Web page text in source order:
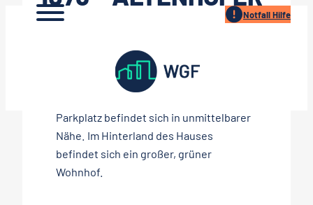
Notfall Hilfe
STR. 1-3
Das Haus liegt an einer kleinen
Parkplatz befindet sich in unmittelbarer
Nähe. Im Hinterland des Hauses
befindet sich ein großer, grüner
Wohnhof.